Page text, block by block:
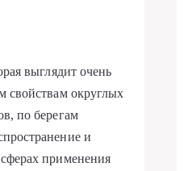
выглядит очень
свойствам округлых
по берегам
и
применения